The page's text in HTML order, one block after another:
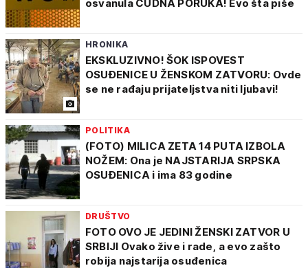
osvanula ČUDNA PORUKA! Evo šta piše
HRONIKA
EKSKLUZIVNO! ŠOK ISPOVEST
OSUĐENICE U ŽENSKOM ZATVORU: Ovde
se ne rađaju prijateljstva niti ljubavi!
POLITIKA
(FOTO) MILICA ZETA 14 PUTA IZBOLA
NOŽEM: Ona je NAJSTARIJA SRPSKA
OSUĐENICA i ima 83 godine
DRUŠTVO
FOTO OVO JE JEDINI ŽENSKI ZATVOR U
SRBIJI Ovako žive i rade, a evo zašto
robija najstarija osuđenica